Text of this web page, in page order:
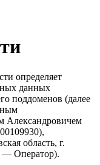
определяет
данных
поддоменов (далее
Александровичем
область, г.
— Оператор).